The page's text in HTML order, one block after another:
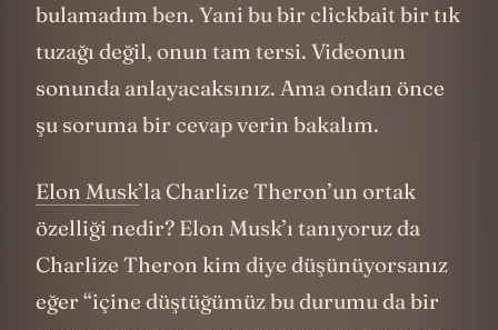
bulamadım ben. Yani bu bir clickbait bir tık
tuzağı değil, onun tam tersi. Videonun
sonunda anlayacaksınız. Ama ondan önce
şu soruma bir cevap verin bakalım.
Elon Musk’la Charlize Theron’un ortak
özelliği nedir? Elon Musk’ı tanıyoruz da
Charlize Theron kim diye düşünüyorsanız
eğer “içine düştüğümüz bu durumu da bir